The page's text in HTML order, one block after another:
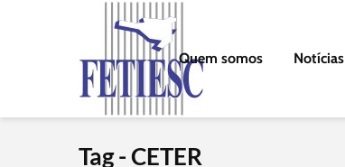
Quem somos Notícias
Tag - CETER